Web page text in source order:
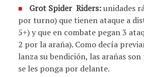
Grot Spider Riders:unidades
por turno) que tienen ataque a
5+) y que en combate pegan 3
2 por la araña). Como decía
lanza su bendición, las arañas
se les ponga por delante.